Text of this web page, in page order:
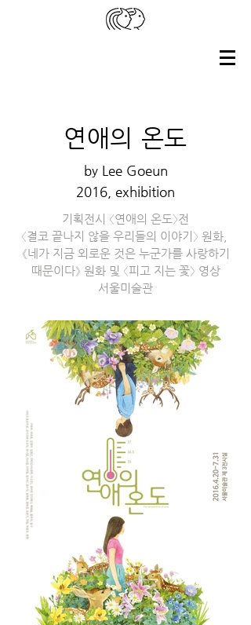
연애의 온도
​by Lee Goeun
2016, exhibition
기획전시 〈연애의 온도〉전
〈결코 끝나지 않을 우리들의 이야기〉 원화,
《네가 지금 외로운 것은 누군가를 사랑하기
때문이다》 원화 및 〈피고 지는 꽃〉 영상
​서울미술관